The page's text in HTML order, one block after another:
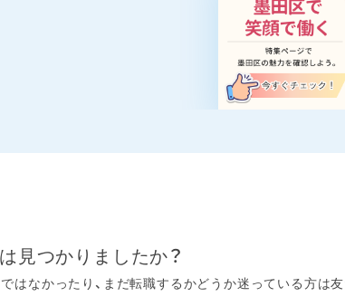
見つかりましたか？
はなかったり、まだ転職するかどうか迷っている方は